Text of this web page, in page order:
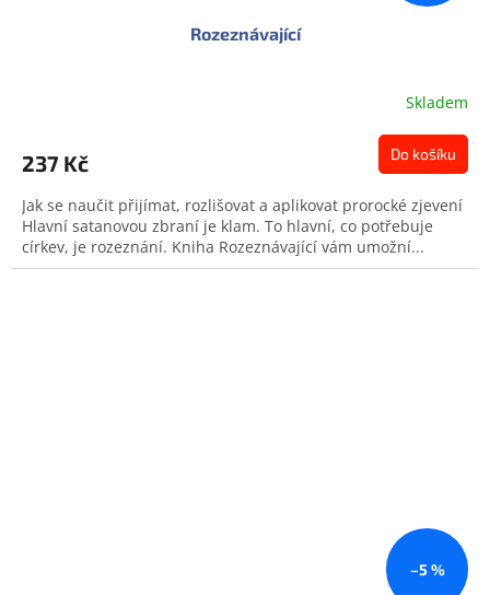
Rozeznávající
Skladem
237 Kč Do košíku
Jak se naučit přijímat, rozlišovat a aplikovat prorocké zjevení
Hlavní satanovou zbraní je klam. To hlavní, co potřebuje
církev, je rozeznání. Kniha Rozeznávající vám umožní...
–5 %